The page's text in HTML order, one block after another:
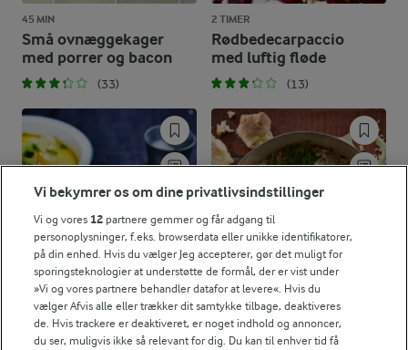
45 MIN
Små ovnæggekager
med porrer og bacon
(33)
2 TIMER
Rødbedecarpaccio
med luftig fløde
(13)
45 MIN 30 MIN
Vi bekymrer os om dine privatlivsindstillinger
Vi og vores 12 partnere gemmer og får adgang til
personoplysninger, f.eks. browserdata eller unikke identifikatorer,
på din enhed. Hvis du vælger Jeg accepterer, gør det muligt for
sporingsteknologier at understøtte de formål, der er vist under
»Vi og vores partnere behandler datafor at levere«. Hvis du
vælger Afvis alle eller trækker dit samtykke tilbage, deaktiveres
de. Hvis trackere er deaktiveret, er noget indhold og annoncer,
du ser, muligvis ikke så relevant for dig. Du kan til enhver tid få